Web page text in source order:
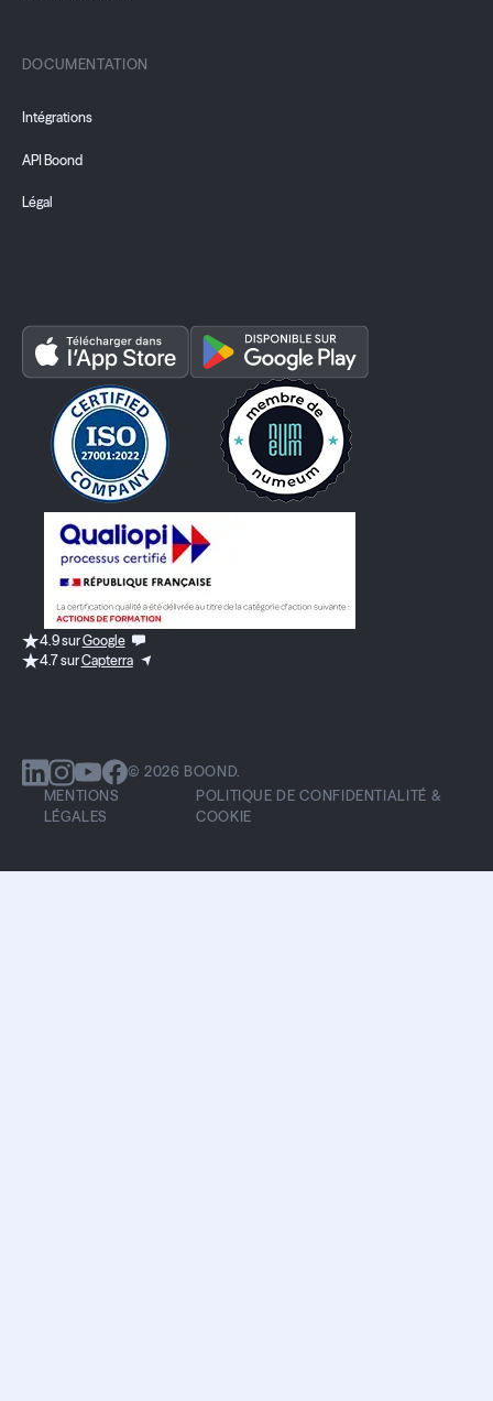
DOCUMENTATION
Intégrations
API Boond
Légal
4.9 surGoogle
4.7 surCapterra
© 2026 BOOND.
MENTIONS
LÉGALES
POLITIQUE DE CONFIDENTIALITÉ &
COOKIE